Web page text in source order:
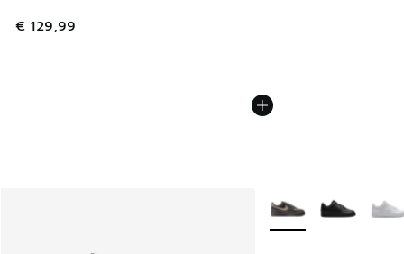
€ 129,99
Meer kleuren